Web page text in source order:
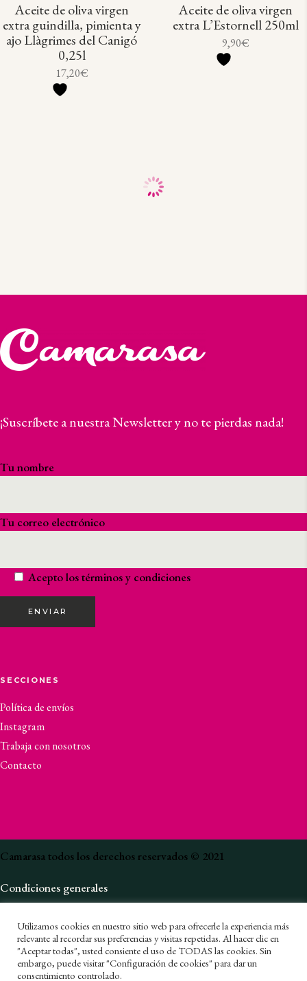
Aceite de oliva virgen
extra guindilla, pimienta y
ajo Llàgrimes del Canigó
0,25l
17,20€
Aceite de oliva virgen
extra L’Estornell 250ml
9,90€
11,20
Utilizamos cookies en nuestro sitio web para ofrecerle la experiencia más
relevante al recordar sus preferencias y visitas repetidas. Al hacer clic en
"Aceptar todas", usted consiente el uso de TODAS las cookies. Sin
embargo, puede visitar "Configuración de cookies" para dar un
consentimiento controlado.
1